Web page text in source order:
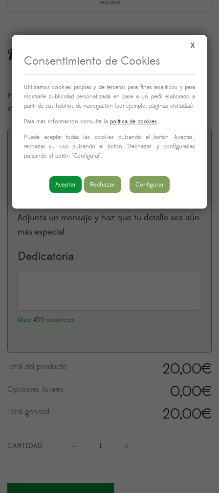
incluido
Fecha y hora de entrega
Podrás elegir la fecha y hora de entrega justo antes de
introducir los datos de pago
¿Quieres añadir una
dedicatoria al envío? (Por
favor, no uses emojis)
Adjunta un mensaje y haz que tu detalle sea aún
más especial
Dedicatoria
Max: 450 caracteres
Total del producto 20,00€
Opciones totales 0,00€
Total general 20,00€
CANTIDAD
X
Consentimiento de Cookies
Utilizamos cookies propias y de terceros para fines analíticos y para
mostrarle publicidad personalizada en base a un perfil elaborado a
partir de sus hábitos de navegación (por ejemplo, páginas visitadas).
Para más información consulte la política de cookies.
Puede aceptar todas las cookies pulsando el botón "Aceptar",
rechazar su uso pulsando el botón "Rechazar" y configurarlas
pulsando el botón "Configurar".
Aceptar Rechazar Configurar